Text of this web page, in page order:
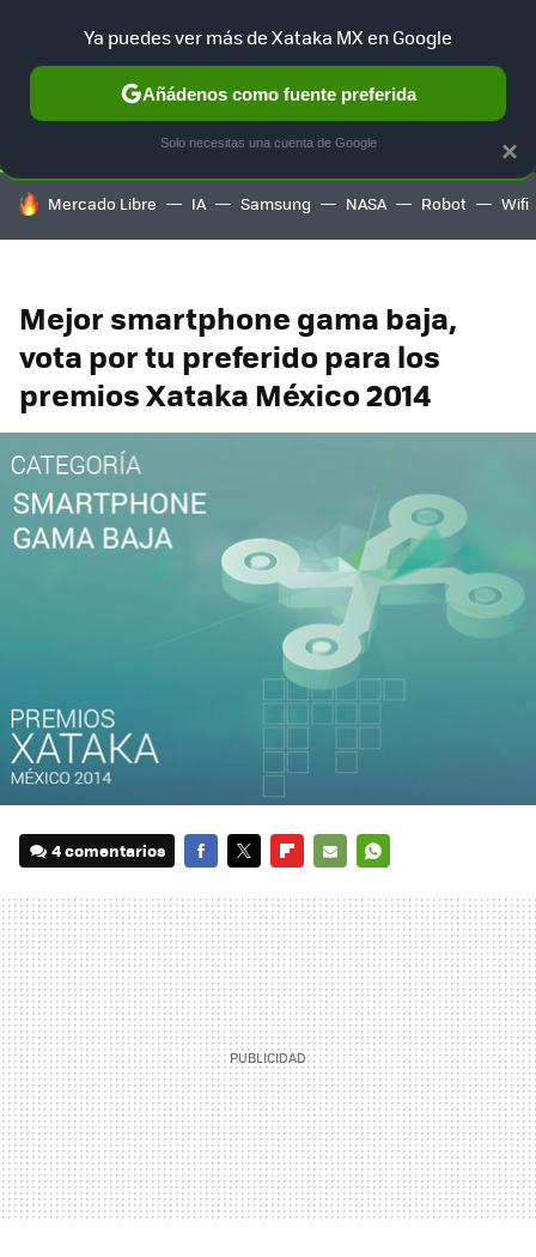
SELECCIÓN GAMING HOME AUTO TERRITORIO
HOY SE HABLA DE
Mercado Libre IA Samsung NASA Robot Wifi
Mejor smartphone gama baja,
vota por tu preferido para los
premios Xataka México 2014
4 comentarios
MAIL
×
Ya puedes ver más de Xataka MX en Google
Añádenos como fuente preferida
Solo necesitas una cuenta de Google